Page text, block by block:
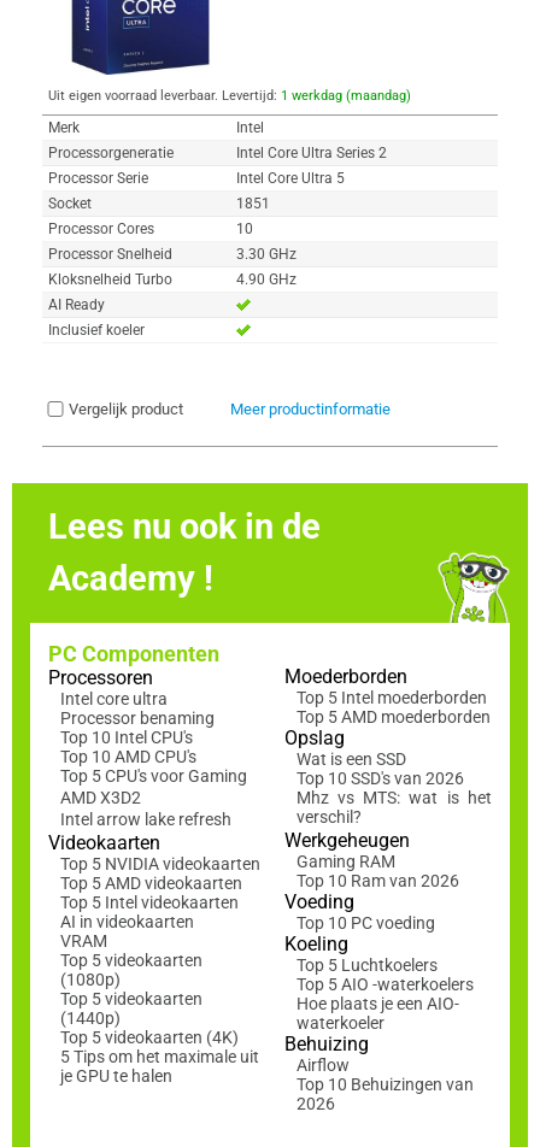
Uit eigen voorraad leverbaar. Levertijd: 1 werkdag (maandag)
Merk
Intel
Processorgeneratie
Intel Core Ultra Series 2
Processor Serie
Intel Core Ultra 5
Socket
1851
Processor Cores
10
Processor Snelheid
3.30 GHz
Kloksnelheid Turbo
4.90 GHz
AI Ready
Inclusief koeler
Vergelijk product Meer productinformatie
Lees nu ook in de
Academy !
PC Componenten
Processoren
Intel core ultra
Processor benaming
Top 10 Intel CPU's
Top 10 AMD CPU's
Top 5 CPU's voor Gaming
AMD X3D2
Intel arrow lake refresh
Videokaarten
Top 5 NVIDIA videokaarten
Top 5 AMD videokaarten
Top 5 Intel videokaarten
AI in videokaarten
VRAM
Top 5 videokaarten
(1080p)
Top 5 videokaarten
(1440p)
Top 5 videokaarten (4K)
5 Tips om het maximale uit
je GPU te halen
Moederborden
Top 5 Intel moederborden
Top 5 AMD moederborden
Opslag
Wat is een SSD
Top 10 SSD's van 2026
Mhz vs MTS: wat is het
verschil?
Werkgeheugen
Gaming RAM
Top 10 Ram van 2026
Voeding
Top 10 PC voeding
Koeling
Top 5 Luchtkoelers
Top 5 AIO -waterkoelers
Hoe plaats je een AIO-
waterkoeler
Behuizing
Airflow
Top 10 Behuizingen van
2026